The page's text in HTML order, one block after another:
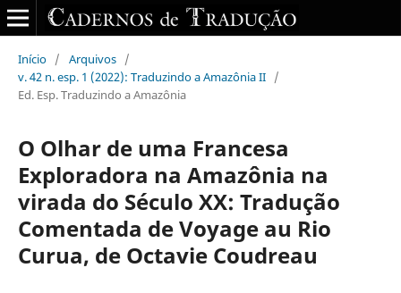
Início / Arquivos /
v. 42 n. esp. 1 (2022): Traduzindo a Amazônia II /
Ed. Esp. Traduzindo a Amazônia
O Olhar de uma Francesa
Exploradora na Amazônia na
virada do Século XX: Tradução
Comentada de Voyage au Rio
Curua, de Octavie Coudreau